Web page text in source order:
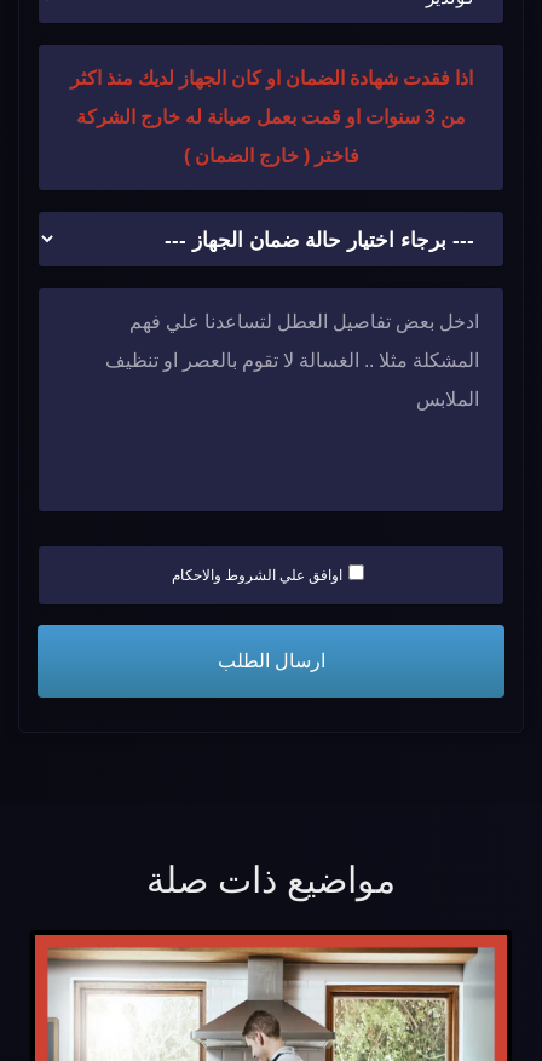
اذا فقدت شهادة الضمان او كان الجهاز لديك منذ اكثر
من 3 سنوات او قمت بعمل صيانة له خارج الشركة
فاختر ( خارج الضمان )
اوافق علي الشروط والاحكام
مواضيع ذات صلة